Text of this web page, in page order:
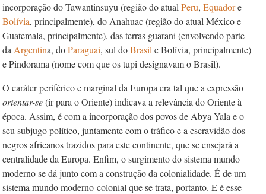
incorporação do Tawantinsuyu (região do atual Peru, Equadore
Bolívia, principalmente), do Anahuac (região do atual México e
Guatemala, principalmente), das terras guarani (envolvendo parte
da Argentina, doParaguai, sul doBrasil e Bolívia, principalmente)
e Pindorama (nome com que os tupi designavam o Brasil).
O caráter periférico e marginal da Europa era tal que a expressão
orientar-se(ir para o Oriente) indicava a relevância do Oriente à
época. Assim, é com a incorporação dos povos de Abya Yala e o
seu subjugo político, juntamente com o tráfico e a escravidão dos
negros africanos trazidos para este continente, que se ensejará a
centralidade da Europa. Enfim, o surgimento do sistema mundo
moderno se dá junto com a construção da colonialidade. É de um
sistema mundo moderno-colonial que se trata, portanto. E é esse